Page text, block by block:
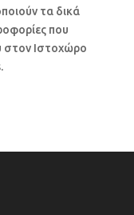
τα δικά
που
στον Ιστοχώρο